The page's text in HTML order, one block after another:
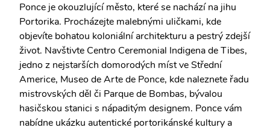
Ponce je okouzlující město, které se nachází na jihu
Portorika. Procházejte malebnými uličkami, kde
objevíte bohatou koloniální architekturu a pestrý zdejší
život. Navštivte Centro Ceremonial Indigena de Tibes,
jedno z nejstarších domorodých míst ve Střední
Americe, Museo de Arte de Ponce, kde naleznete řadu
mistrovských děl či Parque de Bombas, bývalou
hasičskou stanici s nápaditým designem. Ponce vám
nabídne ukázku autentické portorikánské kultury a